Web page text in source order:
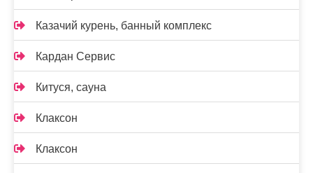
Казачий курень, банный комплекс
Кардан Сервис
Китуся, сауна
Клаксон
Клаксон